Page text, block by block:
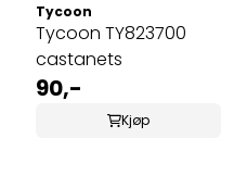
Tycoon
Tycoon TY823700
castanets
90,-
Kjøp